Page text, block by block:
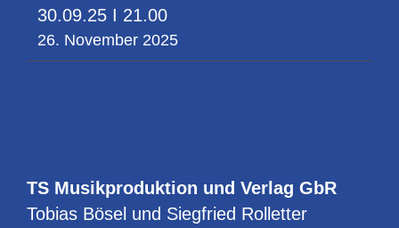
30.09.25 I 21.00
26. November 2025
TS Musikproduktion und Verlag GbR
Tobias Bösel und Siegfried Rolletter